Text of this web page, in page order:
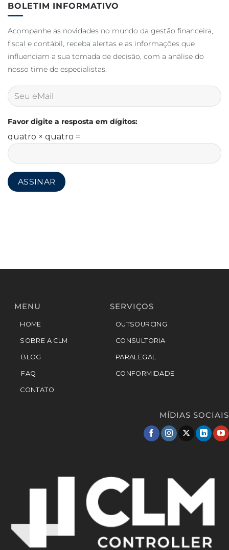
BOLETIM INFORMATIVO
Acompanhe as novidades no mundo da gestão financeira,
fiscal e contábil, receba alertas e as informações que
influenciam a sua tomada de decisão, com a análise do
nosso time de especialistas.
Favor digite a resposta em dígitos:
quatro × quatro =
MENU
HOME
SOBRE A CLM
BLOG
FAQ
CONTATO
SERVIÇOS
OUTSOURCING
CONSULTORIA
PARALEGAL
CONFORMIDADE
MÍDIAS SOCIAIS